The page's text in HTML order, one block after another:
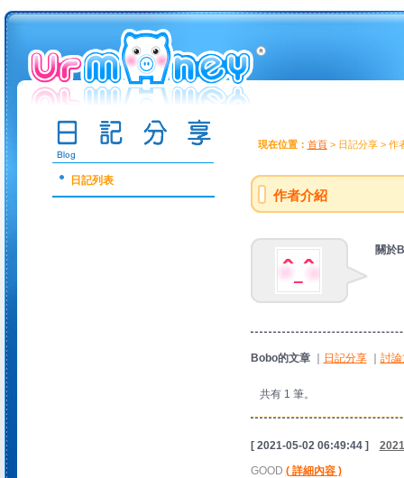
日記列表
現在位置： 首頁> 日記分享 > 作
作者介紹
關於
Bobo的文章 日記分享｜ 討
共有 1 筆。
[ 2021-05-02 06:49:44 ]
GOOD ( 詳細內容 )